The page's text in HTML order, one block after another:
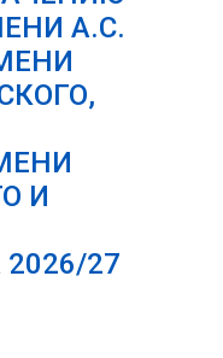
А.С.
И
27